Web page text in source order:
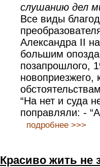
слушанию дел
Все виды
Александра II
большим
позапрошлого,
новоприезжего,
“На нет и суда
поправляли: -
подробнее >>>
Красиво жить не